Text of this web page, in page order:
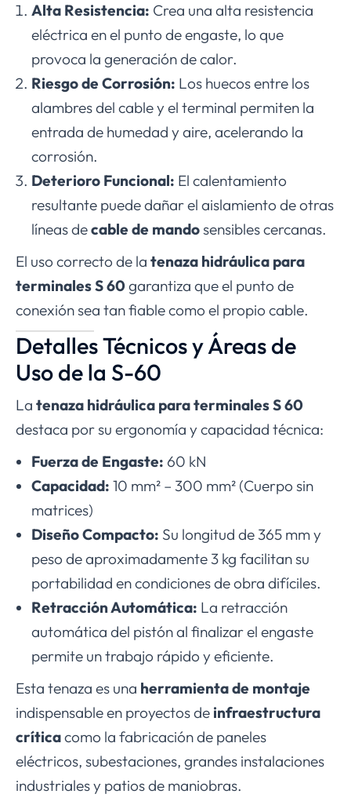
Alta Resistencia: Crea una alta resistencia
eléctrica en el punto de engaste, lo que
provoca la generación de calor.
Riesgo de Corrosión: Los huecos entre los
alambres del cable y el terminal permiten la
entrada de humedad y aire, acelerando la
corrosión.
Deterioro Funcional: El calentamiento
resultante puede dañar el aislamiento de otras
líneas decable de mandosensibles cercanas.
El uso correcto de la tenaza hidráulica para
terminales S 60garantiza que el punto de
conexión sea tan fiable como el propio cable.
Detalles Técnicos y Áreas de
Uso de la S-60
La tenaza hidráulica para terminales S 60
destaca por su ergonomía y capacidad técnica:
Fuerza de Engaste: 60 kN
Capacidad: 10 mm² – 300 mm² (Cuerpo sin
matrices)
Diseño Compacto: Su longitud de 365 mm y
peso de aproximadamente 3 kg facilitan su
portabilidad en condiciones de obra difíciles.
Retracción Automática: La retracción
automática del pistón al finalizar el engaste
permite un trabajo rápido y eficiente.
Esta tenaza es una herramienta de montaje
indispensable en proyectos de infraestructura
críticacomo la fabricación de paneles
eléctricos, subestaciones, grandes instalaciones
industriales y patios de maniobras.